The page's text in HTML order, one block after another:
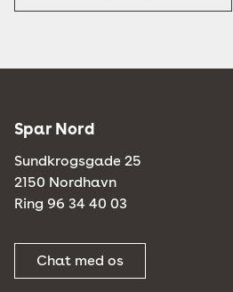
Spar Nord
Sundkrogsgade 25
2150 Nordhavn
Ring 96 34 40 03
Chat med os